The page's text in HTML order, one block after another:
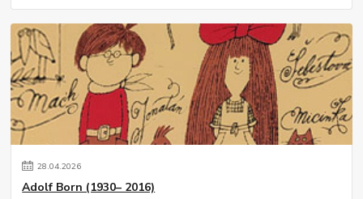
28.04.2026
Adolf Born (1930– 2016)